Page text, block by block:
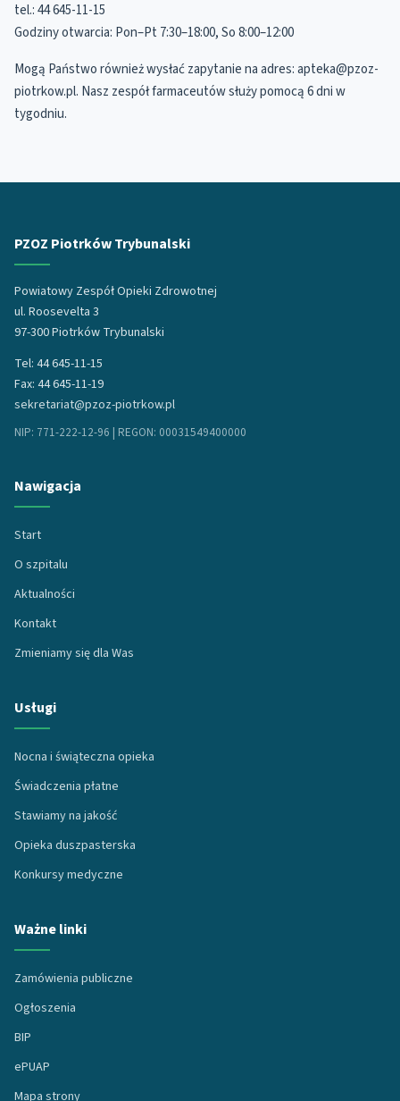
tel.: 44 645-11-15
Godziny otwarcia: Pon–Pt 7:30–18:00, So 8:00–12:00
Mogą Państwo również wysłać zapytanie na adres: apteka@pzoz-
piotrkow.pl. Nasz zespół farmaceutów służy pomocą 6 dni w
tygodniu.
PZOZ Piotrków Trybunalski
Powiatowy Zespół Opieki Zdrowotnej
ul. Roosevelta 3
97-300 Piotrków Trybunalski
Tel: 44 645-11-15
Fax: 44 645-11-19
sekretariat@pzoz-piotrkow.pl
NIP: 771-222-12-96 | REGON: 00031549400000
Nawigacja
Start
O szpitalu
Aktualności
Kontakt
Zmieniamy się dla Was
Usługi
Nocna i świąteczna opieka
Świadczenia płatne
Stawiamy na jakość
Opieka duszpasterska
Konkursy medyczne
Ważne linki
Zamówienia publiczne
Ogłoszenia
BIP
ePUAP
Mapa strony